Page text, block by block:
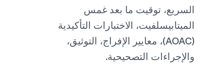
السريع، توقيت ما بعد غمس
الميتابيسلفيت، الاختبارات التأكيدية
(AOAC)، معايير الإفراج، التوثيق،
والإجراءات التصحيحية.